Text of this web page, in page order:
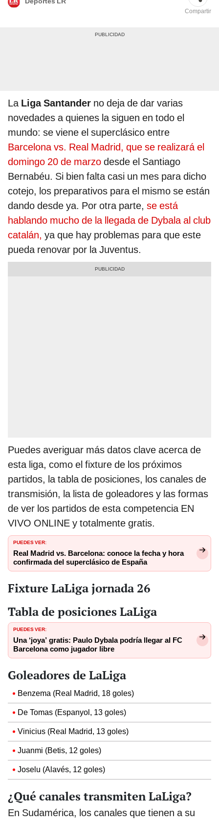
Compartir
La Liga Santander no deja de dar varias
novedades a quienes la siguen en todo el
mundo: se viene el superclásico entre
Barcelona vs. Real Madrid, que se realizará el
domingo 20 de marzo desde el Santiago
Bernabéu. Si bien falta casi un mes para dicho
cotejo, los preparativos para el mismo se están
dando desde ya. Por otra parte, se está
hablando mucho de la llegada de Dybala al club
catalán, ya que hay problemas para que este
pueda renovar por la Juventus.
Puedes averiguar más datos clave acerca de
esta liga, como el fixture de los próximos
partidos, la tabla de posiciones, los canales de
transmisión, la lista de goleadores y las formas
de ver los partidos de esta competencia EN
VIVO ONLINE y totalmente gratis.
PUEDES VER:
Real Madrid vs. Barcelona: conoce la fecha y hora
confirmada del superclásico de España
Fixture LaLiga jornada 26
Tabla de posiciones LaLiga
PUEDES VER:
Una ‘joya’ gratis: Paulo Dybala podría llegar al FC
Barcelona como jugador libre
Goleadores de LaLiga
Benzema (Real Madrid, 18 goles)
De Tomas (Espanyol, 13 goles)
Vinicius (Real Madrid, 13 goles)
Juanmi (Betis, 12 goles)
Joselu (Alavés, 12 goles)
¿Qué canales transmiten LaLiga?
En Sudamérica, los canales que tienen a su